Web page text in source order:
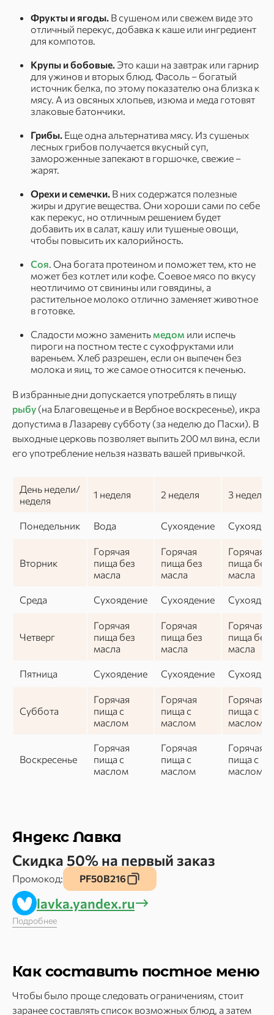
Фрукты и ягоды. В сушеном или свежем виде это
отличный перекус, добавка к каше или ингредиент
для компотов.
Крупы и бобовые. Это каши на завтрак или гарнир
для ужинов и вторых блюд. Фасоль – богатый
источник белка, по этому показателю она близка к
мясу. А из овсяных хлопьев, изюма и меда готовят
злаковые батончики.
Грибы. Еще одна альтернатива мясу. Из сушеных
лесных грибов получается вкусный суп,
замороженные запекают в горшочке, свежие –
жарят.
Орехи и семечки. В них содержатся полезные
жиры и другие вещества. Они хороши сами по себе
как перекус, но отличным решением будет
добавить их в салат, кашу или тушеные овощи,
чтобы повысить их калорийность.
Соя. Она богата протеином и поможет тем, кто не
может без котлет или кофе. Соевое мясо по вкусу
неотличимо от свинины или говядины, а
растительное молоко отлично заменяет животное
в готовке.
Сладости можно заменитьмедом или испечь
пироги на постном тесте с сухофруктами или
вареньем. Хлеб разрешен, если он выпечен без
молока и яиц, то же самое относится к печенью.
В избранные дни допускается употреблять в пищу
рыбу (на Благовещенье и в Вербное воскресенье), икра
допустима в Лазареву субботу (за неделю до Пасхи). В
выходные церковь позволяет выпить 200 мл вина, если
его употребление нельзя назвать вашей привычкой.
День недели/
неделя
1 неделя 2 неделя 3 неделя
Понедельник Вода Сухоядение
Вторник
Горячая
пища без
масла
Горячая
пища без
масла
Горячая
пища без
масла
Среда Сухоядение Сухоядение
Четверг
Горячая
пища без
масла
Горячая
пища без
масла
Горячая
пища без
масла
Пятница Сухоядение Сухоядение
Суббота
Горячая
пища с
маслом
Горячая
пища с
маслом
Горячая
пища с
маслом
Воскресенье
Горячая
пища с
маслом
Горячая
пища с
маслом
Горячая
пища с
маслом
Яндекс Лавка
Скидка 50% на первый заказ
Промокод: PF50B216
lavka.yandex.ru
Подробнее
Как составить постное меню
Чтобы было проще следовать ограничениям, стоит
заранее составлять список возможных блюд, а затем